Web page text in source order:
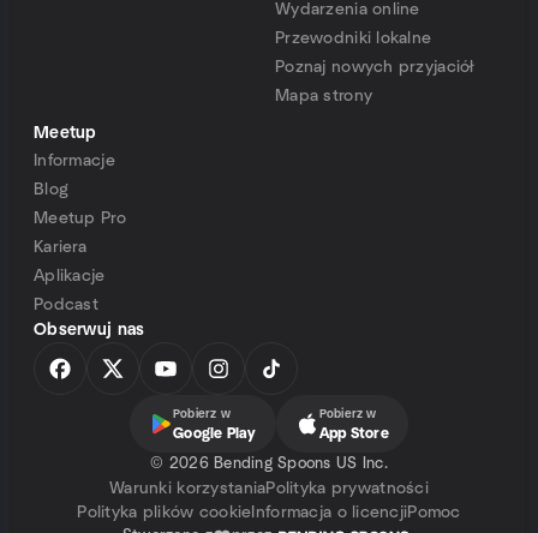
Wydarzenia online
Przewodniki lokalne
Poznaj nowych przyjaciół
Mapa strony
Meetup
Informacje
Blog
Meetup Pro
Kariera
Aplikacje
Podcast
Obserwuj nas
Pobierz w
Google Play
Pobierz w
App Store
© 2026 Bending Spoons US Inc.
Warunki korzystaniaPolityka prywatności
Polityka plików cookie Informacja o licencjiPomoc